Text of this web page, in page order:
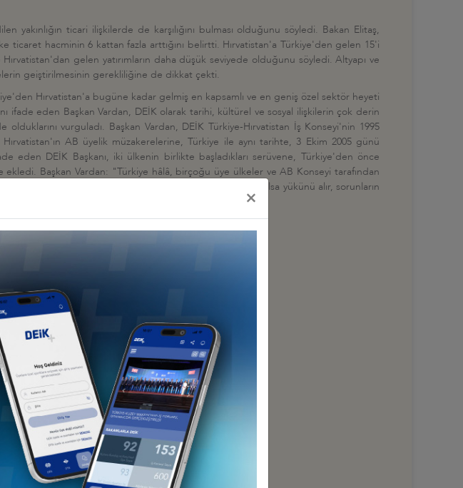
yakınlığın ticari ilişkilerde de karşılığını bulması olduğunu söyledi. Bakan Elitaş,
ticaret hacminin 6 kattan fazla arttığını belirtti. Hırvatistan'a Türkiye'den gelen 15'i
gelen yatırımların daha düşük seviyede olduğunu söyledi. Altyapı ve
geiştirilmesinin gerekliliğine de dikkat çekti.
Hırvatistan'a bugüne kadar gelmiş en kapsamlı ve en geniş özel sektör heyeti
ifade eden Başkan Vardan, DEİK olarak tarihi, kültürel ve sosyal ilişkilerin çok derin
vurguladı. Başkan Vardan, DEİK Türkiye-Hırvatistan İş Konseyi'nin 1995
AB üyelik müzakerelerine, Türkiye ile aynı tarihte, 3 Ekim 2005 günü
eden DEİK Başkanı, iki ülkenin birlikte başladıkları serüvene, Türkiye'den önce
Başkan Vardan: "Türkiye hâlâ, birçoğu üye ülkeler ve AB Konseyi tarafından
Halbuki Türkiye, hiçbir zaman AB'ye yük olmaz, olsa olsa yükünü alır, sorunların
×